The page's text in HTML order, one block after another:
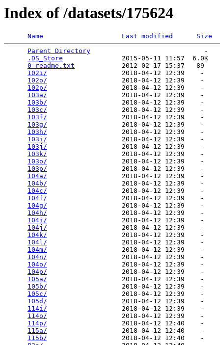
Index of /datasets/175624
Name Last modified
Size
Parent Directory
                             -
.DS_Store
               2015-05-11 11:57  6.0K
0-readme.txt
            2012-02-17 15:37   89
102i/
                   2018-04-12 12:39    -
102o/
                   2018-04-12 12:39    -
102p/
                   2018-04-12 12:39    -
103a/
                   2018-04-12 12:39    -
103b/
                   2018-04-12 12:39    -
103c/
                   2018-04-12 12:39    -
103f/
                   2018-04-12 12:39    -
103g/
                   2018-04-12 12:39    -
103h/
                   2018-04-12 12:39    -
103i/
                   2018-04-12 12:39    -
103j/
                   2018-04-12 12:39    -
103k/
                   2018-04-12 12:39    -
103o/
                   2018-04-12 12:39    -
103p/
                   2018-04-12 12:39    -
104a/
                   2018-04-12 12:39    -
104b/
                   2018-04-12 12:39    -
104c/
                   2018-04-12 12:39    -
104f/
                   2018-04-12 12:39    -
104g/
                   2018-04-12 12:39    -
104h/
                   2018-04-12 12:39    -
104i/
                   2018-04-12 12:39    -
104j/
                   2018-04-12 12:39    -
104k/
                   2018-04-12 12:39    -
104l/
                   2018-04-12 12:39    -
104m/
                   2018-04-12 12:39    -
104n/
                   2018-04-12 12:39    -
104o/
                   2018-04-12 12:39    -
104p/
                   2018-04-12 12:39    -
105a/
                   2018-04-12 12:39    -
105b/
                   2018-04-12 12:39    -
105c/
                   2018-04-12 12:39    -
105d/
                   2018-04-12 12:39    -
114i/
                   2018-04-12 12:39    -
114o/
                   2018-04-12 12:39    -
114p/
                   2018-04-12 12:40    -
115a/
                   2018-04-12 12:40    -
115b/
                   2018-04-12 12:40    -